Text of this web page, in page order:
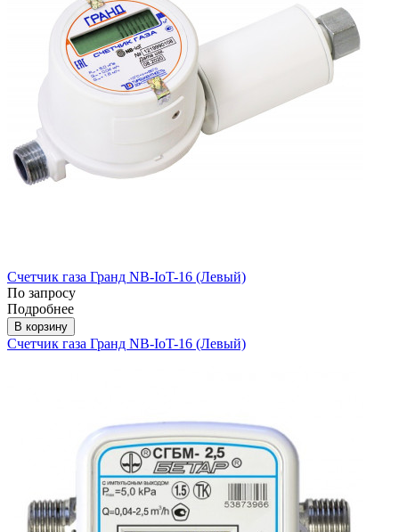
Счетчик газа Гранд NB-IoT-16 (Левый)
По запросу
Подробнее
В корзину
Счетчик газа Гранд NB-IoT-16 (Левый)